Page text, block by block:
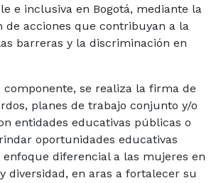
e inclusiva en Bogotá, mediante la
de acciones que contribuyan a la
barreras y la discriminación en
componente, se realiza la firma de
planes de trabajo conjunto y/o
entidades educativas públicas o
oportunidades educativas
enfoque diferencial a las mujeres en
diversidad, en aras a fortalecer su